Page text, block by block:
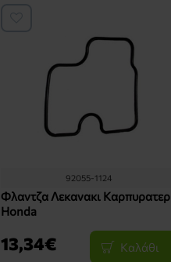
92055-1124
Φλαντζα Λεκανακι Καρπυρατερ
Honda
13,34€ Καλάθι